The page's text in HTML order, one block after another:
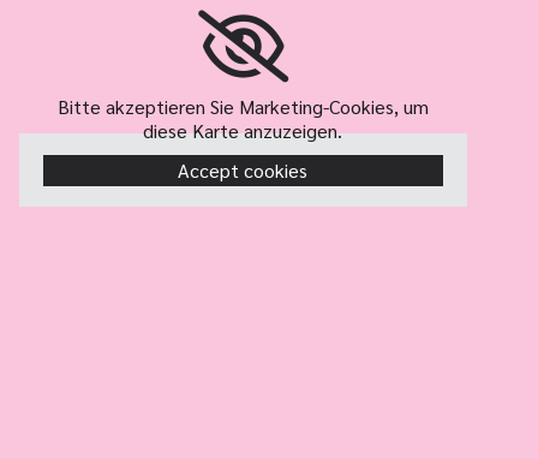
Bitte akzeptieren Sie Marketing-Cookies, um
diese Karte anzuzeigen.
Accept cookies